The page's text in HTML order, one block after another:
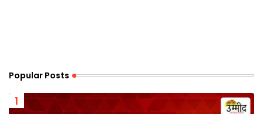
Popular Posts